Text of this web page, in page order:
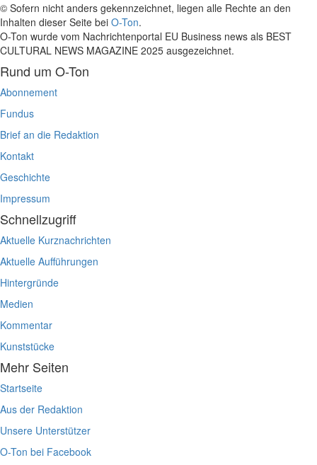
© Sofern nicht anders gekennzeichnet, liegen alle Rechte an den
Inhalten dieser Seite bei O-Ton.
O-Ton wurde vom Nachrichtenportal EU Business news als BEST
CULTURAL NEWS MAGAZINE 2025 ausgezeichnet.
Rund um O-Ton
Abonnement
Fundus
Brief an die Redaktion
Kontakt
Geschichte
Impressum
Schnellzugriff
Aktuelle Kurznachrichten
Aktuelle Aufführungen
Hintergründe
Medien
Kommentar
Kunststücke
Mehr Seiten
Startseite
Aus der Redaktion
Unsere Unterstützer
O-Ton bei Facebook